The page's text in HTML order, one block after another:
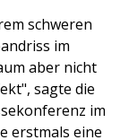
schweren
im
aber nicht
sagte die
im
erstmals eine